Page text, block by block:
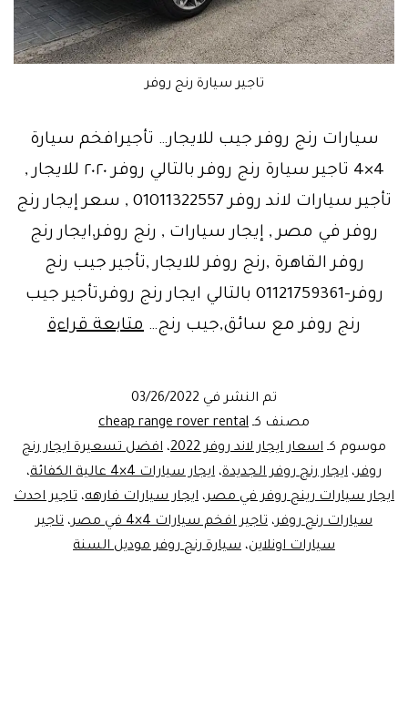
تاجير سيارة رنج روفر
سيارات رنج روفر جيب للايجار… تأجيرافخم سيارة
4×4 تاجير سيارة رنج روفر بالتالي روفر ٢٠٢٠ للايجار ,
تأجير سيارات لاند روفر 01011322557 , سعر إيجار رنج
روفر في مصر , إيجار سيارات , رنج روفر,ايجار رنج
روفر القاهرة ,رنج روفر للايجار ,تأجير جيب رنج
روفر-01121759361 بالتالي ايجار رنج روفر,تأجير جيب
رنج روفر مع سائق,جيب رنج… متابعة قراءة
تم النشر في 03/26/2022
مصنف كـ cheap range rover rental
موسوم كـ اسعار ايجار لاند روفر 2022 ، افضل تسعيرة ايجار رنج
روفر، ايجار رنج روفر الجديدة، ايجار سيارات 4×4 عالية الكفائة
،
ايجار سيارات رينج روفر في مصر، ايجار سيارات فارهه، تاجير احدث
سيارات رنج روفر، تاجير افخم سيارات 4×4 في مصر ، تاجير
سيارات اونلاين، سيارة رنج روفر موديل السنة